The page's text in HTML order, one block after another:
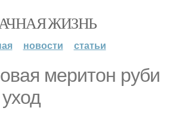
ЖИЗНЬ
новости статьи
меритон руби